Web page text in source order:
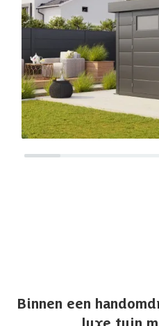
Binnen een
luxe tuin